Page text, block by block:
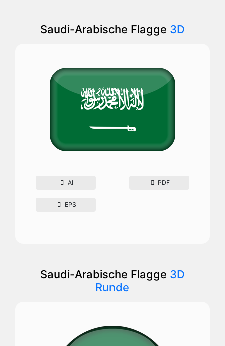
Saudi-Arabische Flagge 3D
AI PDF
EPS
Saudi-Arabische Flagge 3D
Runde